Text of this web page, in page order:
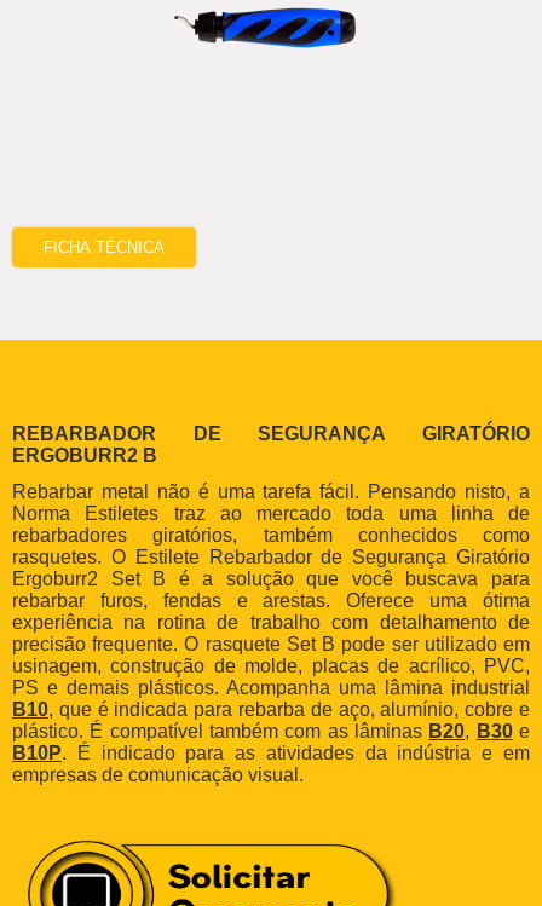
FICHA TÉCNICA
REBARBADOR DE SEGURANÇA GIRATÓRIO
ERGOBURR2 B
Rebarbar metal não é uma tarefa fácil. Pensando nisto, a
Norma Estiletes traz ao mercado toda uma linha de
rebarbadores giratórios, também conhecidos como
rasquetes. O Estilete Rebarbador de Segurança Giratório
Ergoburr2 Set B é a solução que você buscava para
rebarbar furos, fendas e arestas. Oferece uma ótima
experiência na rotina de trabalho com detalhamento de
precisão frequente. O rasquete Set B pode ser utilizado em
usinagem, construção de molde, placas de acrílico, PVC,
PS e demais plásticos. Acompanha uma lâmina industrial
B10, que é indicada para rebarba de aço, alumínio, cobre e
plástico. É compatível também com as lâminas B20, B30e
B10P. É indicado para as atividades da indústria e em
empresas de comunicação visual.